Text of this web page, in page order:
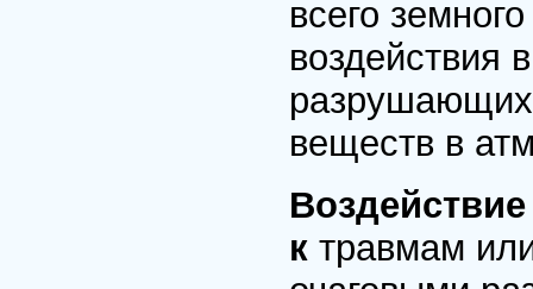
всего
воздействия
разрушающих
веществ в
к травмам